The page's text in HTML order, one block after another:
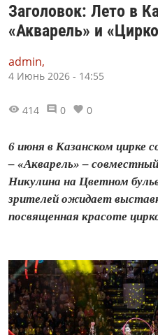
Заголовок: Лето в
«Акварель» и
admin,
4 Июнь 2026 - 14:55
414 0 0
6 июня в Казанском цирке
– «Акварель» –
Никулина на Цветном
зрителей ожидает
посвященная красоте